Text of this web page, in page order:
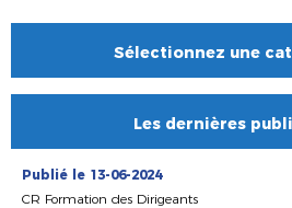
Sélectionnez une
Les dernières
Publié le 13-06-2024
CR Formation des Dirigeants